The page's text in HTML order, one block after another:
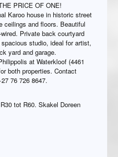
PRICE OF ONE!
Karoo house in historic street
ceilings and floors. Beautiful
Private back courtyard
studio, ideal for artist,
yard and garage.
at Waterkloof (4461
both properties. Contact
76 726 8647.
tot R60. Skakel Doreen